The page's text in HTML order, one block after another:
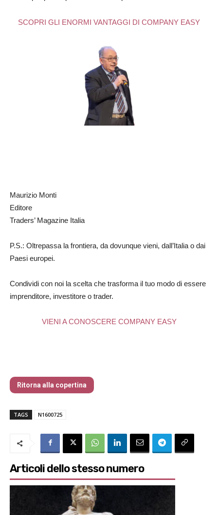
SCOPRI GLI ENORMI VANTAGGI DI COMPANY EASY
Maurizio Monti
Editore
Traders’ Magazine Italia
P.S.: Oltrepassa la frontiera, da dovunque vieni, dall’Italia o dai
Paesi europei.
Condividi con noi la scelta che trasforma il tuo modo di essere
imprenditore, investitore o trader.
VIENI A CONOSCERE COMPANY EASY
Ritorna alla copertina
TAGS N1600725
Articoli dello stesso numero